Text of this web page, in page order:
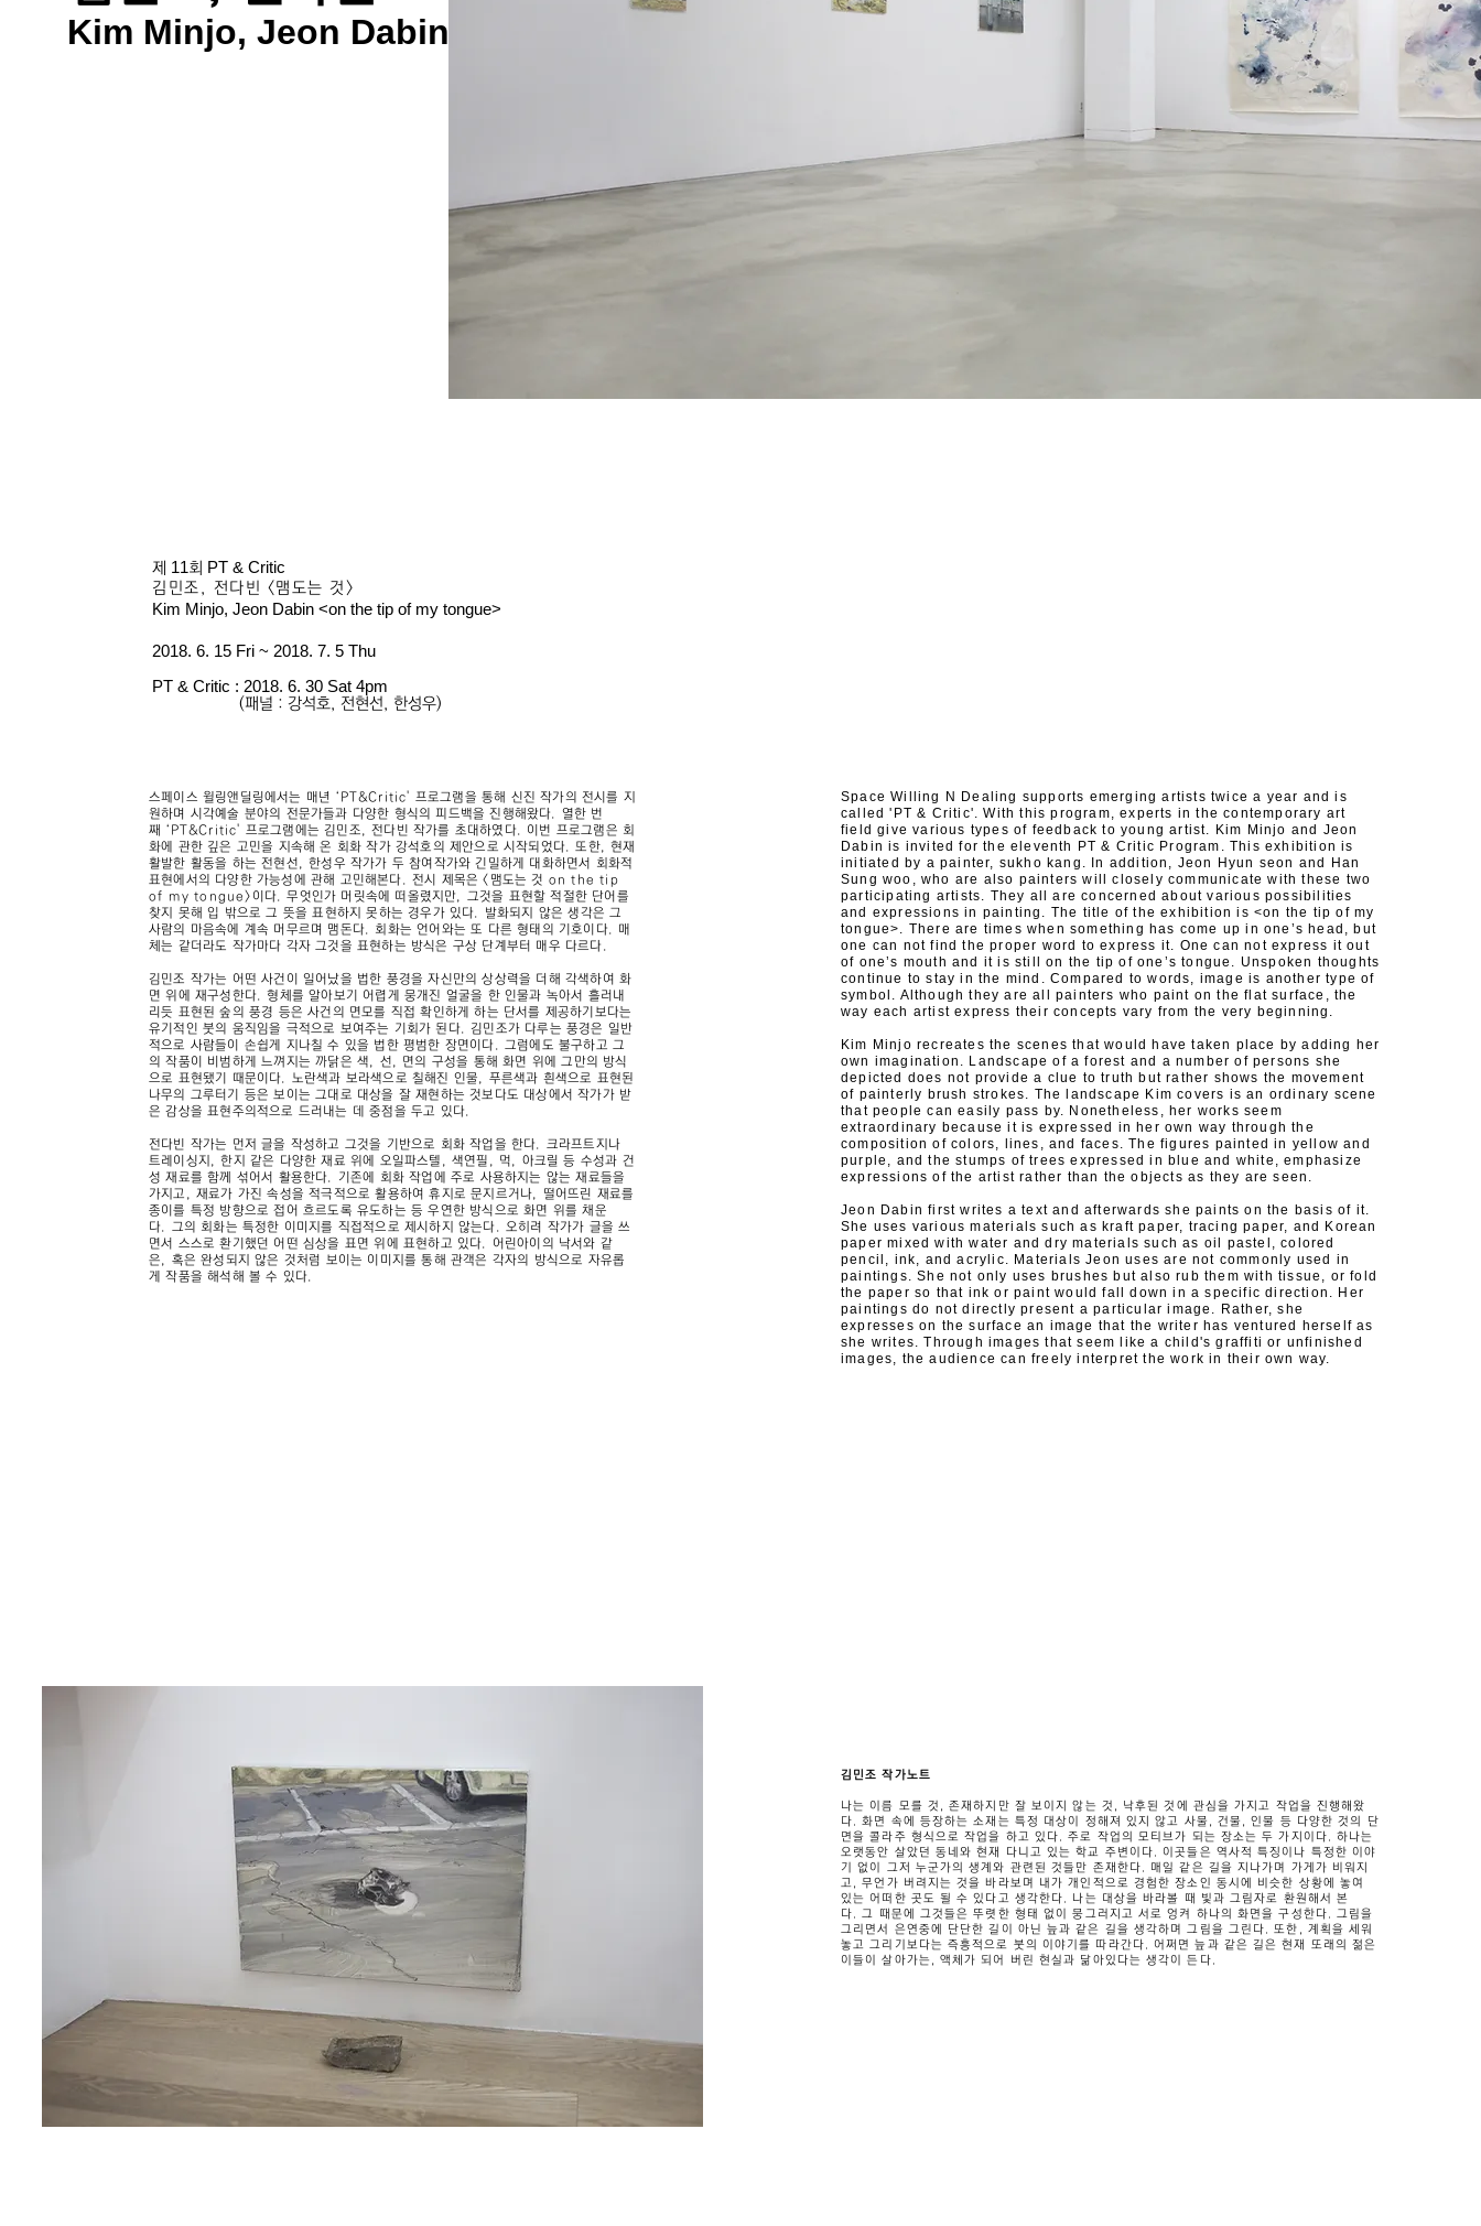
Kim Minjo, Jeon Dabin
제 11회 PT & Critic
김민조, 전다빈 <맴도는 것>
Kim Minjo, Jeon Dabin <on the tip of my tongue>
2018. 6. 15 Fri ~ 2018. 7. 5 Thu
PT & Critic : 2018. 6. 30 Sat 4pm
(패널 : 강석호, 전현선, 한성우)
스페이스 윌링앤딜링에서는 매년 ‘PT&Critic' 프로그램을 통해 신진 작가의 전시를 지
원하며 시각예술 분야의 전문가들과 다양한 형식의 피드백을 진행해왔다. 열한 번
째 ‘PT&Critic' 프로그램에는 김민조, 전다빈 작가를 초대하였다. 이번 프로그램은 회
화에 관한 깊은 고민을 지속해 온 회화 작가 강석호의 제안으로 시작되었다. 또한, 현재
활발한 활동을 하는 전현선, 한성우 작가가 두 참여작가와 긴밀하게 대화하면서 회화적
표현에서의 다양한 가능성에 관해 고민해본다. 전시 제목은 <맴도는 것 on the tip
of my tongue>이다. 무엇인가 머릿속에 떠올렸지만, 그것을 표현할 적절한 단어를
찾지 못해 입 밖으로 그 뜻을 표현하지 못하는 경우가 있다. 발화되지 않은 생각은 그
사람의 마음속에 계속 머무르며 맴돈다. 회화는 언어와는 또 다른 형태의 기호이다. 매
체는 같더라도 작가마다 각자 그것을 표현하는 방식은 구상 단계부터 매우 다르다.
김민조 작가는 어떤 사건이 일어났을 법한 풍경을 자신만의 상상력을 더해 각색하여 화
면 위에 재구성한다. 형체를 알아보기 어렵게 뭉개진 얼굴을 한 인물과 녹아서 흘러내
리듯 표현된 숲의 풍경 등은 사건의 면모를 직접 확인하게 하는 단서를 제공하기보다는
유기적인 붓의 움직임을 극적으로 보여주는 기회가 된다. 김민조가 다루는 풍경은 일반
적으로 사람들이 손쉽게 지나칠 수 있을 법한 평범한 장면이다. 그럼에도 불구하고 그
의 작품이 비범하게 느껴지는 까닭은 색, 선, 면의 구성을 통해 화면 위에 그만의 방식
으로 표현됐기 때문이다. 노란색과 보라색으로 칠해진 인물, 푸른색과 흰색으로 표현된
나무의 그루터기 등은 보이는 그대로 대상을 잘 재현하는 것보다도 대상에서 작가가 받
은 감상을 표현주의적으로 드러내는 데 중점을 두고 있다.
전다빈 작가는 먼저 글을 작성하고 그것을 기반으로 회화 작업을 한다. 크라프트지나
트레이싱지, 한지 같은 다양한 재료 위에 오일파스텔, 색연필, 먹, 아크릴 등 수성과 건
성 재료를 함께 섞어서 활용한다. 기존에 회화 작업에 주로 사용하지는 않는 재료들을
가지고, 재료가 가진 속성을 적극적으로 활용하여 휴지로 문지르거나, 떨어뜨린 재료를
종이를 특정 방향으로 접어 흐르도록 유도하는 등 우연한 방식으로 화면 위를 채운
다. 그의 회화는 특정한 이미지를 직접적으로 제시하지 않는다. 오히려 작가가 글을 쓰
면서 스스로 환기했던 어떤 심상을 표면 위에 표현하고 있다. 어린아이의 낙서와 같
은, 혹은 완성되지 않은 것처럼 보이는 이미지를 통해 관객은 각자의 방식으로 자유롭
게 작품을 해석해 볼 수 있다.
Space Willing N Dealing supports emerging artists twice a year and is
called 'PT & Critic'. With this program, experts in the contemporary art
field give various types of feedback to young artist. Kim Minjo and Jeon
Dabin is invited for the eleventh PT & Critic Program. This exhibition is
initiated by a painter, sukho kang. In addition, Jeon Hyun seon and Han
Sung woo, who are also painters will closely communicate with these two
participating artists. They all are concerned about various possibilities
and expressions in painting. The title of the exhibition is <on the tip of my
tongue>. There are times when something has come up in one’s head, but
one can not find the proper word to express it. One can not express it out
of one’s mouth and it is still on the tip of one’s tongue. Unspoken thoughts
continue to stay in the mind. Compared to words, image is another type of
symbol. Although they are all painters who paint on the flat surface, the
way each artist express their concepts vary from the very beginning.
Kim Minjo recreates the scenes that would have taken place by adding her
own imagination. Landscape of a forest and a number of persons she
depicted does not provide a clue to truth but rather shows the movement
of painterly brush strokes. The landscape Kim covers is an ordinary scene
that people can easily pass by. Nonetheless, her works seem
extraordinary because it is expressed in her own way through the
composition of colors, lines, and faces. The figures painted in yellow and
purple, and the stumps of trees expressed in blue and white, emphasize
expressions of the artist rather than the objects as they are seen.
Jeon Dabin first writes a text and afterwards she paints on the basis of it.
She uses various materials such as kraft paper, tracing paper, and Korean
paper mixed with water and dry materials such as oil pastel, colored
pencil, ink, and acrylic. Materials Jeon uses are not commonly used in
paintings. She not only uses brushes but also rub them with tissue, or fold
the paper so that ink or paint would fall down in a specific direction. Her
paintings do not directly present a particular image. Rather, she
expresses on the surface an image that the writer has ventured herself as
she writes. Through images that seem like a child's graffiti or unfinished
images, the audience can freely interpret the work in their own way.
김민조 작가노트
나는 이름 모를 것, 존재하지만 잘 보이지 않는 것, 낙후된 것에 관심을 가지고 작업을 진행해왔
다. 화면 속에 등장하는 소재는 특정 대상이 정해져 있지 않고 사물, 건물, 인물 등 다양한 것의 단
면을 콜라주 형식으로 작업을 하고 있다. 주로 작업의 모티브가 되는 장소는 두 가지이다. 하나는
오랫동안 살았던 동네와 현재 다니고 있는 학교 주변이다. 이곳들은 역사적 특징이나 특정한 이야
기 없이 그저 누군가의 생계와 관련된 것들만 존재한다. 매일 같은 길을 지나가며 가게가 비워지
고, 무언가 버려지는 것을 바라보며 내가 개인적으로 경험한 장소인 동시에 비슷한 상황에 놓여
있는 어떠한 곳도 될 수 있다고 생각한다. 나는 대상을 바라볼 때 빛과 그림자로 환원해서 본
다. 그 때문에 그것들은 뚜렷한 형태 없이 뭉그러지고 서로 엉켜 하나의 화면을 구성한다. 그림을
그리면서 은연중에 단단한 길이 아닌 늪과 같은 길을 생각하며 그림을 그린다. 또한, 계획을 세워
놓고 그리기보다는 즉흥적으로 붓의 이야기를 따라간다. 어쩌면 늪과 같은 길은 현재 또래의 젊은
이들이 살아가는, 액체가 되어 버린 현실과 닮아있다는 생각이 든다.